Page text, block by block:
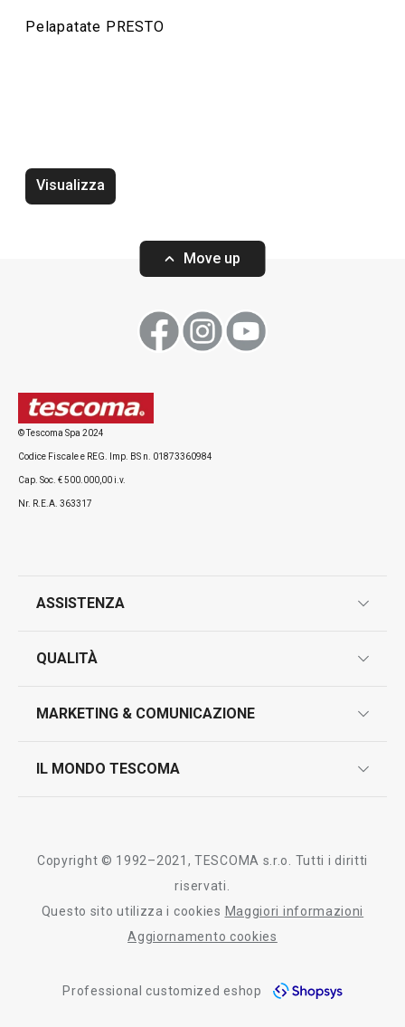
Pelapatate PRESTO
Visualizza
Move up
© Tescoma Spa 2024
Codice Fiscale e REG. Imp. BS n. 01873360984
Cap. Soc. € 500.000,00 i.v.
Nr. R.E.A. 363317
ASSISTENZA
contatti
QUALITÀ
test sui prodotti
MARKETING & COMUNICAZIONE
IL MONDO TESCOMA
Tescoma nel mondo
informativa whistleblowing
Copyright © 1992–2021, TESCOMA s.r.o. Tutti i diritti
riservati.
Questo sito utilizza i cookies Maggiori informazioni
Aggiornamento cookies
Professional customized eshop